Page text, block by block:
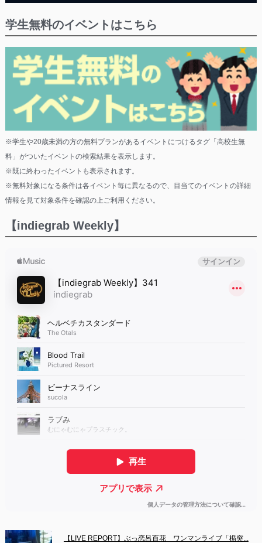
学生無料のイベントはこちら
※学生や20歳未満の方の無料プランがあるイベントにつけるタグ「高校生無
料」がついたイベントの検索結果を表示します。
※既に終わったイベントも表示されます。
※無料対象になる条件は各イベント毎に異なるので、目当てのイベントの詳細
情報を見て対象条件を確認の上ご利用ください。
【indiegrab Weekly】
【LIVE REPORT】ぶっ恋呂百花　ワンマンライブ「楯突...